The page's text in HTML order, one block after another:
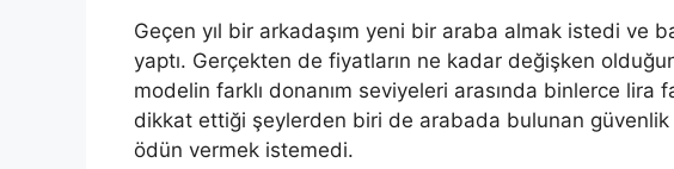
Geçen yıl bir arkadaşım yeni bir araba almak istedi ve
yaptı. Gerçekten de fiyatların ne kadar değişken
modelin farklı donanım seviyeleri arasında binlerce lira
dikkat ettiği şeylerden biri de arabada bulunan
ödün vermek istemedi.